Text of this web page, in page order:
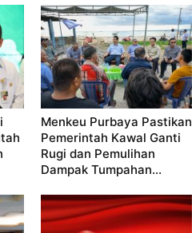
Menkeu Purbaya Pastikan
Pemerintah Kawal Ganti
Rugi dan Pemulihan
Dampak Tumpahan...